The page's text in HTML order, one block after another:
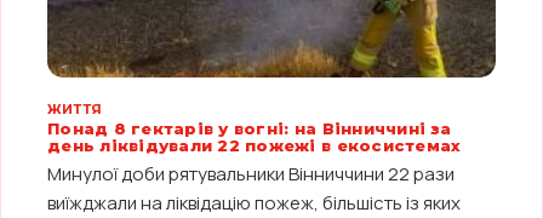
ЖИТТЯ
Понад 8 гектарів у вогні: на Вінниччині за
день ліквідували 22 пожежі в екосистемах
Минулої доби рятувальники Вінниччини 22 рази
виїжджали на ліквідацію пожеж, більшість із яких